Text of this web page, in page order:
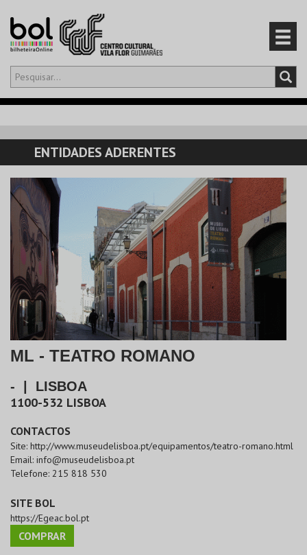
Olá,iniciar sessão
CARRINHO
EVENTOS
CARTÕES
PRODUTOS
ENTIDADES ADERENTES
ML - TEATRO ROMANO
- LISBOA
1100-532 LISBOA
CONTACTOS
Site: http://www.museudelisboa.pt/equipamentos/teatro-romano.html
Email: info@museudelisboa.pt
Telefone: 215 818 530
SITE BOL
https://Egeac.bol.pt
COMPRAR